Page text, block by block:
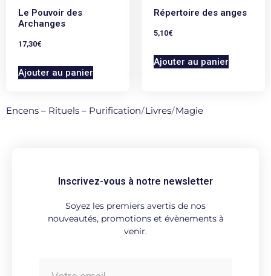
Le Pouvoir des
Archanges
17,30€
Ajouter au panier
Répertoire des anges
5,10€
Ajouter au panier
Encens – Rituels – Purification/Livres/Magie
Inscrivez-vous à notre newsletter
Soyez les premiers avertis de nos
nouveautés, promotions et évènements à
venir.